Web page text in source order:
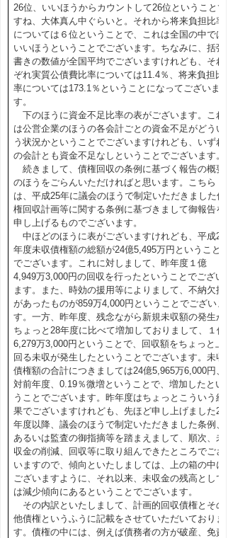
26位、いいほうからカウントして26位ということで
すね、大体真ん中ぐらいと。それから将来負担比率
については６位ということで、これは全国の中では
いいほうということでございます。ちなみに、括弧
書きの数値が全国平均でございますけれども、それ
ぞれ実質公債費比率については11.4％、将来負担比
率については173.1％ということになってございま
す。
下のほうに資金不足比率の表がございます。これ
は公営企業のほうの各会計ごとの資金不足がどうい
う状況かということでございますけれども、いずれ
の会計とも資金不足なしということでございます。
続きまして、債権回収の条例に基づく報告の概要
のほうをごらんいただければと思います。こちら
は、平成25年に議会のほうで制定いただきました債
権回収計画等に関する条例に基づきまして御報告を
申し上げるものでございます。
中ほどのほうに表がございますけれども、平成28
年度未収債権額の総額が24億5,495万円ということ
でございます。これに対しまして、昨年度１億
4,949万3,000円の回収を行ったということでござい
ます。また、時効の援用等によりまして、不納欠損
があったものが859万4,000円ということでございま
す。一方、昨年度、残念ながら新規未収額の発生が
ちょっと28年度に比べて増加しておりまして、１億
6,279万3,000円ということで、回収額をちょっと上
回る未収が発生したということでございます。未収
債権額の合計につきましては24億5,965万6,000円、
対前年度、0.19％微増ということで、増加したとい
うことでございます。昨年度はちょっとこういう結
果でございますけれども、先ほど申し上げました25
年度以降、議会のほうで制定いただきました条例、
あるいは監査の御指摘等を踏まえまして、順次、未
収金の削減、回収等に取り組んできたところでござ
いますので、傾向といたしましては、上の箱の中に
ございますように、それ以来、未収金の残高として
は減少傾向にあるということでございます。
その内訳といたしまして、計画的回収債権とその
他債権というふうに記載をさせていただいておりま
す。債権の中には、例えば債務者の方が破産、免責